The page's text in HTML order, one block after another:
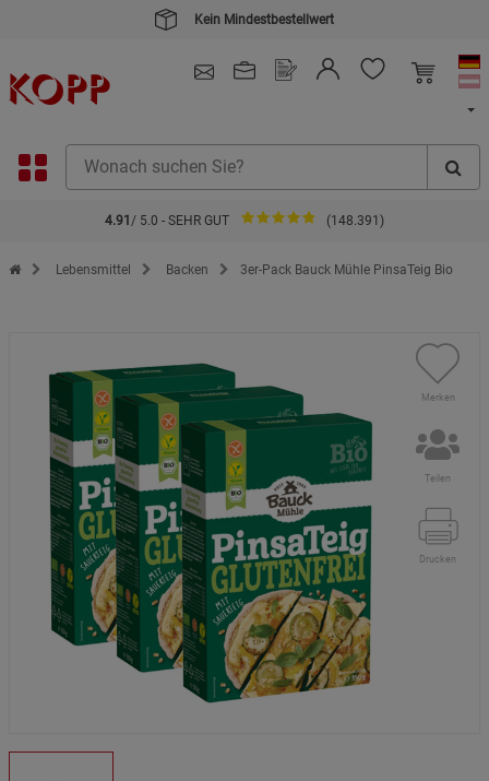
Kein Mindestbestellwert
4.91 / 5.0 - SEHR GUT (148.391)
Zur Startseite des Kopp Verlag Online-Shop
Lebensmittel Backen 3er-Pack Bauck Mühle PinsaTeig Bio
Merken
Teilen
Drucken